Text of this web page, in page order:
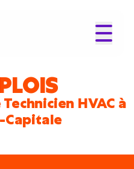
HVAC à
Capitale